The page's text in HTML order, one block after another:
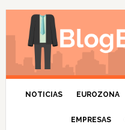
NOTICIAS EUROZONA
EMPRESAS